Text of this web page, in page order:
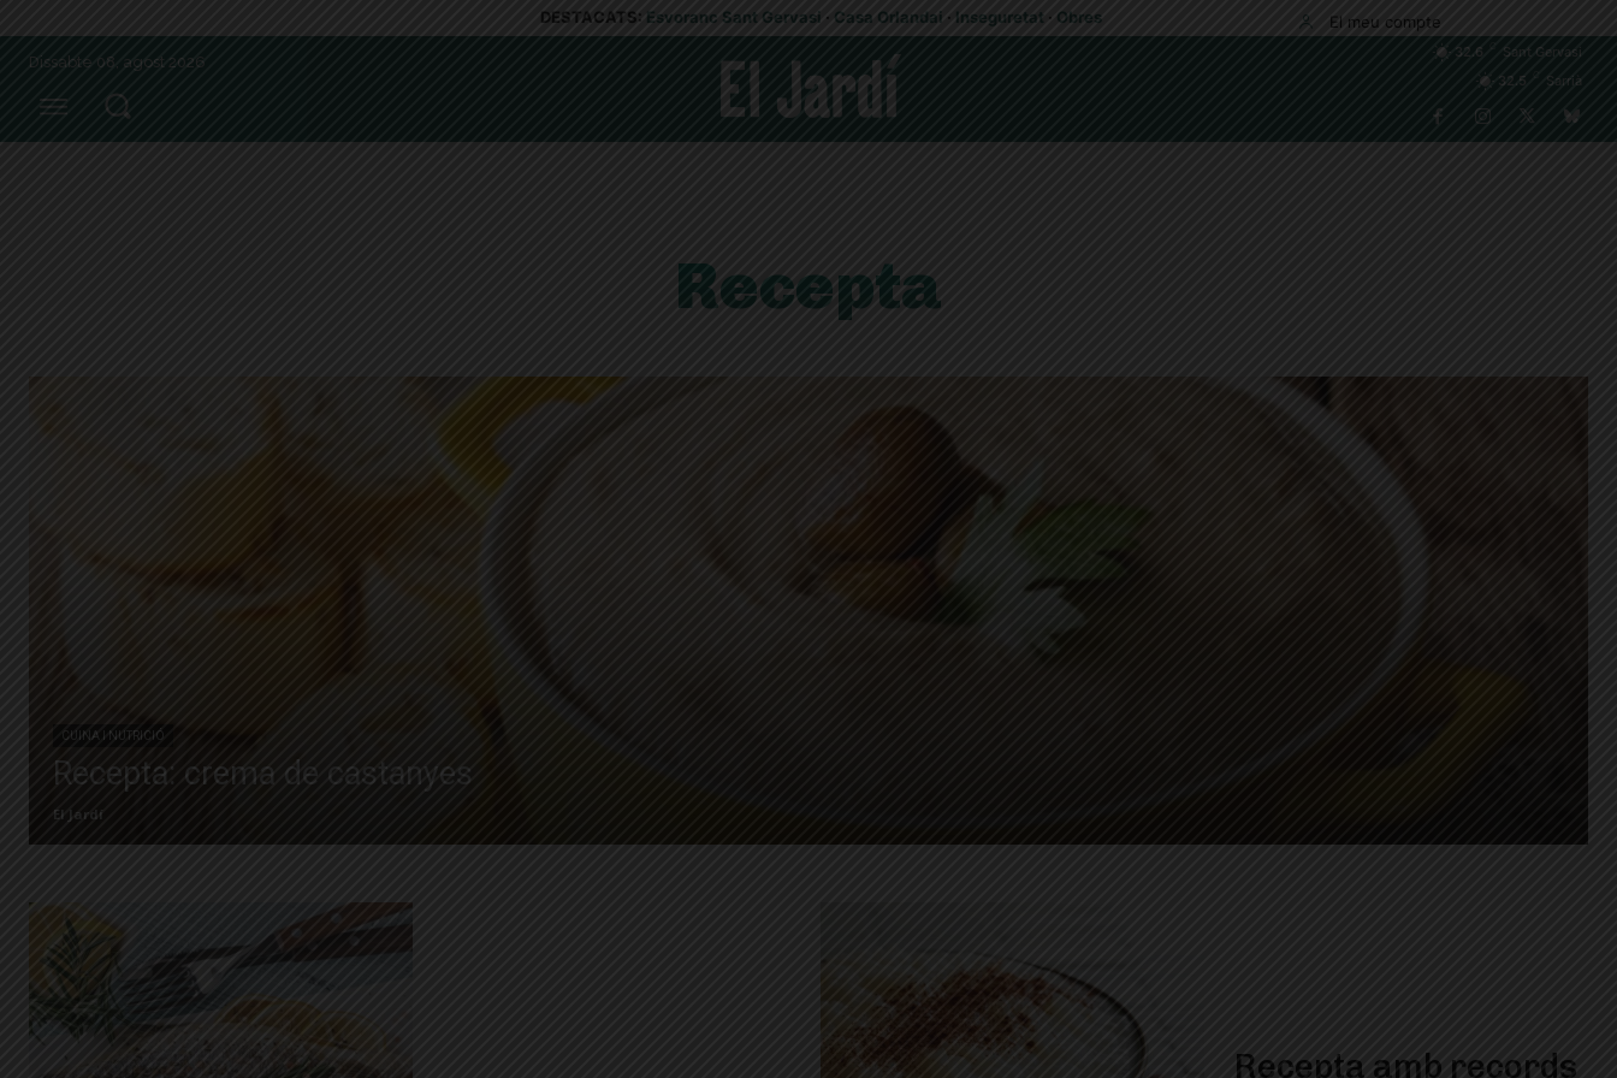
DESTACATS: Esvoranc Sant Gervasi · Casa Orlandai · Inseguretat · Obres El meu compte
Dissabte 08, agost 2026
32.6
Sant Gervasi
32.5
Sarrià
Recepta
CUINA I NUTRICIÓ
Recepta: crema de castanyes
El Jardí
Recepta amb records